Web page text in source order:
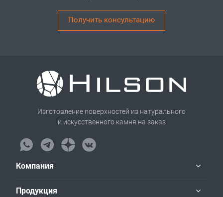
Получить консультацию
Изготовление поверхностей из натурального
и искусственного камня на заказ
Компания
Продукция